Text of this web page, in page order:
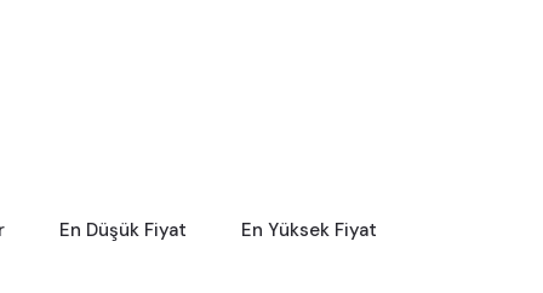
En Düşük Fiyat En Yüksek Fiyat